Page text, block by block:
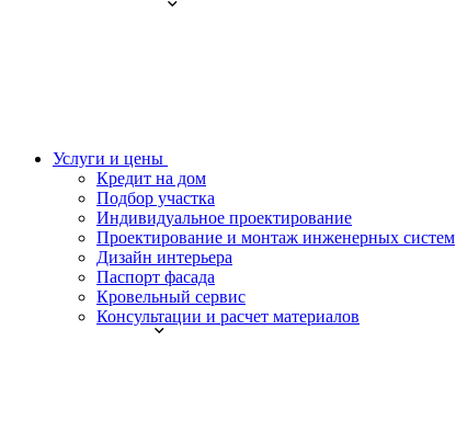
Услуги и цены
Кредит на дом
Подбор участка
Индивидуальное проектирование
Проектирование и монтаж инженерных систем
Дизайн интерьера
Паспорт фасада
Кровельный сервис
Консультации и расчет материалов